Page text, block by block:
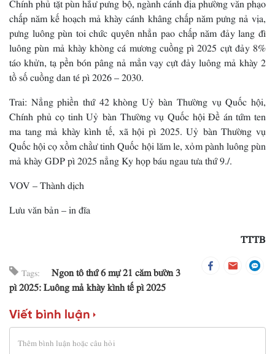
chấp năm kế hoạch mả khày cánh khâng chấp năm pưng nả vịa,
pưng luông pùn toi chức quyên nhẳn pao chấp năm đảy lang đì
luông pùn mả khày khòng cá mương cuồng pì 2025 cựt đảy 8%
táo khửn, tạ pền bón pâng nả mẳn vạy cựt đảy luông mả khày 2
tồ số cuồng dan té pì 2026 – 2030.
Trai: Nẳng phiền thứ 42 khòng Uỷ bàn Thường vụ Quốc hội,
Chính phủ cọ tinh Uỷ bàn Thường vụ Quốc hội Đề án tứm ten
ma tang mả khày kình tế, xã hội pì 2025. Uỷ bàn Thường vụ
Quốc hội cọ xồm chằư tinh Quốc hội lăm le, xỏm pành luông pùn
mả khày GDP pì 2025 nẳng Ky họp báu ngau tưa thứ 9./.
VOV – Thành dịch
Lưu văn bản – in đĩa
TTTB
Tags:
Ngon tô thứ 6 mự 21 căm bườn 3
pì 2025: Luông mả khày kình tế pì 2025
Viết bình luận